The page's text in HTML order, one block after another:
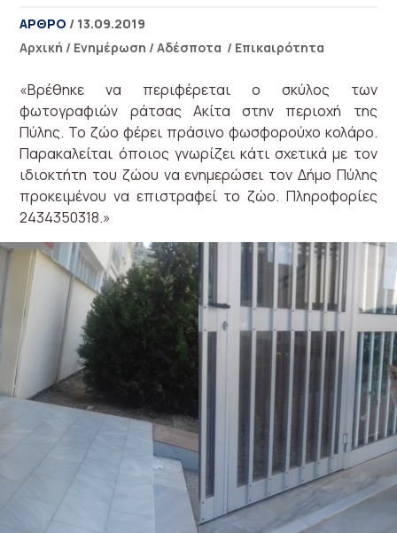
ΑΡΘΡΟ / 13.09.2019
Αρχική / Ενημέρωση /Αδέσποτα / Επικαιρότητα
«Βρέθηκε να περιφέρεται ο σκύλος των
φωτογραφιών ράτσας Ακίτα στην περιοχή της
Πύλης. Το ζώο φέρει πράσινο φωσφορούχο κολάρο.
Παρακαλείται όποιος γνωρίζει κάτι σχετικά με τον
ιδιοκτήτη του ζώου να ενημερώσει τον Δήμο Πύλης
προκειμένου να επιστραφεί το ζώο. Πληροφορίες
2434350318.»